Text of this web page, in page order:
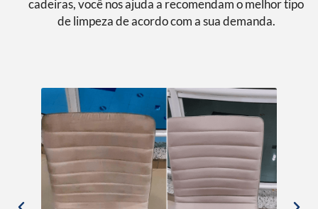
cadeiras, você nos ajuda a recomendam o melhor tipo
de limpeza de acordo com a sua demanda.